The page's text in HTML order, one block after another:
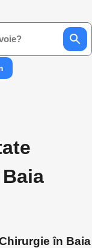
în Baia